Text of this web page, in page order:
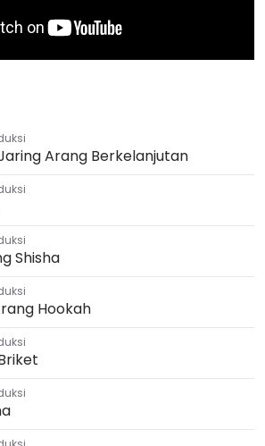
Arang Berkelanjutan
Shisha
Hookah